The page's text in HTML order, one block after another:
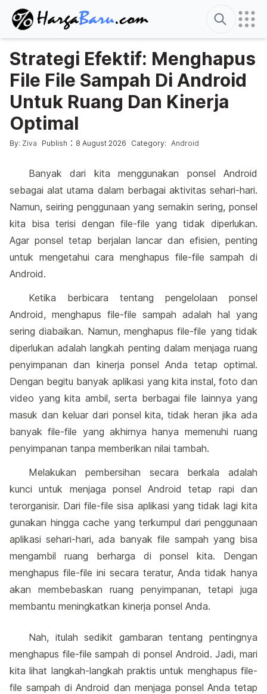
Search
Strategi Efektif: Menghapus
File File Sampah Di Android
Untuk Ruang Dan Kinerja
Optimal
Posted by
By: Ziva Publish : 8 August 2026 Posted in
Category: Android
Banyak dari kita menggunakan ponsel Android
sebagai alat utama dalam berbagai aktivitas sehari-hari.
Namun, seiring penggunaan yang semakin sering, ponsel
kita bisa terisi dengan file-file yang tidak diperlukan.
Agar ponsel tetap berjalan lancar dan efisien, penting
untuk mengetahui cara menghapus file-file sampah di
Android.
Ketika berbicara tentang pengelolaan ponsel
Android, menghapus file-file sampah adalah hal yang
sering diabaikan. Namun, menghapus file-file yang tidak
diperlukan adalah langkah penting dalam menjaga ruang
penyimpanan dan kinerja ponsel Anda tetap optimal.
Dengan begitu banyak aplikasi yang kita instal, foto dan
video yang kita ambil, serta berbagai file lainnya yang
masuk dan keluar dari ponsel kita, tidak heran jika ada
banyak file-file yang akhirnya hanya memenuhi ruang
penyimpanan tanpa memberikan nilai tambah.
Melakukan pembersihan secara berkala adalah
kunci untuk menjaga ponsel Android tetap rapi dan
terorganisir. Dari file-file sisa aplikasi yang tidak lagi kita
gunakan hingga cache yang terkumpul dari penggunaan
aplikasi sehari-hari, ada banyak file sampah yang bisa
mengambil ruang berharga di ponsel kita. Dengan
menghapus file-file ini secara teratur, Anda tidak hanya
akan membebaskan ruang penyimpanan, tetapi juga
membantu meningkatkan kinerja ponsel Anda.
Nah, itulah sedikit gambaran tentang pentingnya
menghapus file-file sampah di ponsel Android. Jadi, mari
kita lihat langkah-langkah praktis untuk menghapus file-
file sampah di Android dan menjaga ponsel Anda tetap